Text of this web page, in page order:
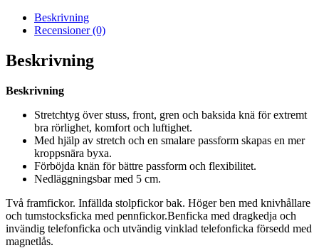
Beskrivning
Recensioner (0)
Beskrivning
Beskrivning
Stretchtyg över stuss, front, gren och baksida knä för extremt
bra rörlighet, komfort och luftighet.
Med hjälp av stretch och en smalare passform skapas en mer
kroppsnära byxa.
Förböjda knän för bättre passform och flexibilitet.
Nedläggningsbar med 5 cm.
Två framfickor. Infällda stolpfickor bak. Höger ben med knivhållare
och tumstocksficka med pennfickor.Benficka med dragkedja och
invändig telefonficka och utvändig vinklad telefonficka försedd med
magnetlås.